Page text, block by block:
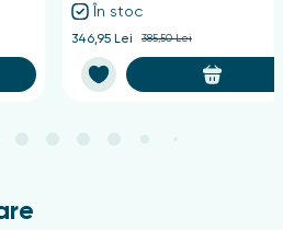
ceea ce permite locuitorilor
vanatai și contuzii în
sunt, tipuri,
și vânătăi sunt produse
În stoc
346,95 Lei 385,50 Lei